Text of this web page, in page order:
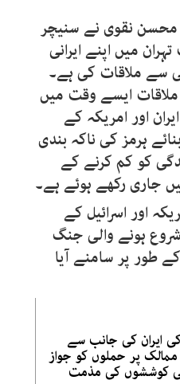
محسن نقوی نے سنیچر
میں اپنے ایرانی
سے ملاقات کی ہے۔
ایسے وقت میں
اور امریکہ کے
ہرمز کی ناکہ بندی
کو کم کرنے کے
جاری رکھے ہوئے ہے۔
اور اسرائیل کے
ہونے والی جنگ
طور پر سامنے آیا
کی ایران کی جانب سے
پر حملوں کو جواز
کوششوں کی مذمت